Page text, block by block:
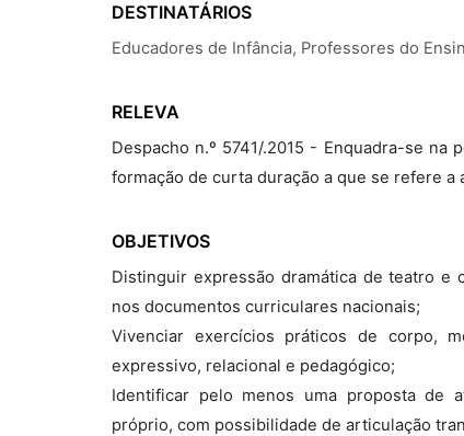
DESTINATÁRIOS
Educadores de Infância, Professores do
RELEVA
Despacho n.º 5741/.2015 - Enquadra-se
formação de curta duração a que se refere a
OBJETIVOS
Distinguir expressão dramática de teatro e
nos documentos curriculares nacionais;
Vivenciar exercícios práticos de corpo,
expressivo, relacional e pedagógico;
Identificar pelo menos uma proposta de
próprio, com possibilidade de articulação